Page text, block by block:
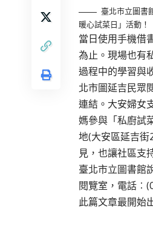
臺北市立圖書
暖心試菜日」活動！
當日使用手機借
為止。現場也有
過程中的學習與
北市圖延吉民眾
連結。大安婦女
媽參與「私廚試
地(大安區延吉街
見，也讓社區支
臺北市立圖書館
閱覽室，電話
此篇文章最開始